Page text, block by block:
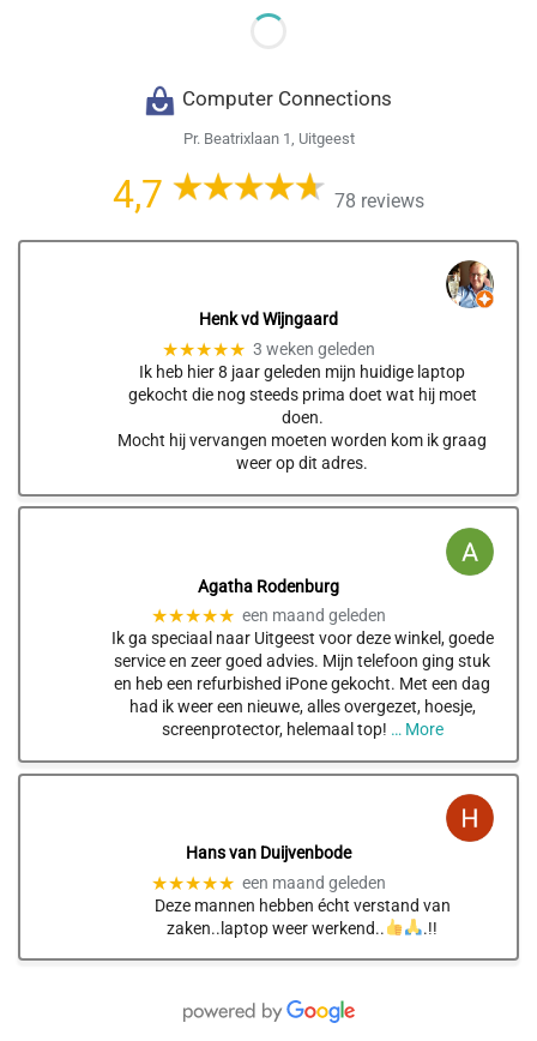
Computer Connections
Pr. Beatrixlaan 1, Uitgeest
4,7 78 reviews
Henk vd Wijngaard
★★★★★ 3 weken geleden
Ik heb hier 8 jaar geleden mijn huidige laptop
gekocht die nog steeds prima doet wat hij moet
doen.
Mocht hij vervangen moeten worden kom ik graag
weer op dit adres.
Agatha Rodenburg
★★★★★ een maand geleden
Ik ga speciaal naar Uitgeest voor deze winkel, goede
service en zeer goed advies. Mijn telefoon ging stuk
en heb een refurbished iPone gekocht. Met een dag
had ik weer een nieuwe, alles overgezet, hoesje,
screenprotector, helemaal top! … More
Hans van Duijvenbode
★★★★★ een maand geleden
Deze mannen hebben écht verstand van
zaken..laptop weer werkend..
.!!